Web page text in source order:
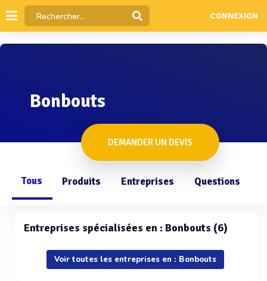
CONNEXION
Bonbouts
DEMANDER UN DEVIS
Tous Produits Entreprises Questions
Entreprises spécialisées en : Bonbouts (6)
Voir toutes les entreprises en : Bonbouts